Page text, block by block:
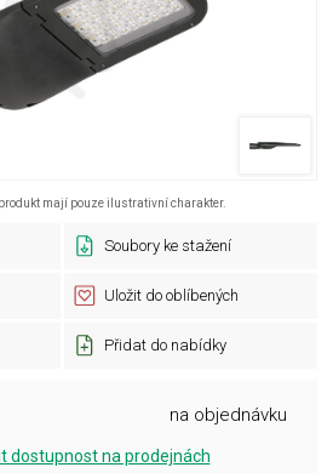
mají pouze ilustrativní charakter.
Soubory ke stažení
Uložit do oblíbených
Přidat do nabídky
na objednávku
dostupnost na prodejnách